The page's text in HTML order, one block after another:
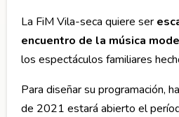
La FiM Vila-seca quiere ser
encuentro de la música
los espectáculos familiares
Para diseñar su programación,
de 2021 estará abierto el